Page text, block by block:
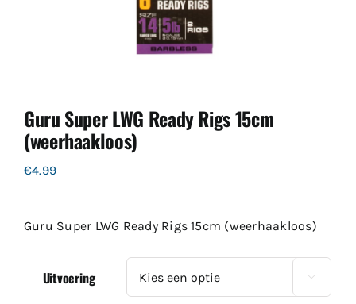
Guru Super LWG Ready Rigs 15cm
(weerhaakloos)
€4.99
Guru Super LWG Ready Rigs 15cm (weerhaakloos)
Uitvoering 